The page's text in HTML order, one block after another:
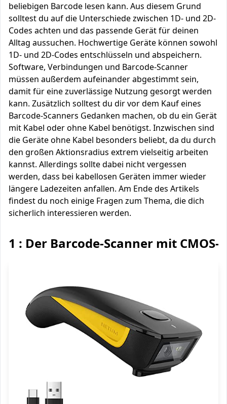
beliebigen Barcode lesen kann. Aus diesem Grund
solltest du auf die Unterschiede zwischen 1D- und 2D-
Codes achten und das passende Gerät für deinen
Alltag aussuchen. Hochwertige Geräte können sowohl
1D- und 2D-Codes entschlüsseln und abspeichern.
Software, Verbindungen und Barcode-Scanner
müssen außerdem aufeinander abgestimmt sein,
damit für eine zuverlässige Nutzung gesorgt werden
kann. Zusätzlich solltest du dir vor dem Kauf eines
Barcode-Scanners Gedanken machen, ob du ein Gerät
mit Kabel oder ohne Kabel benötigst. Inzwischen sind
die Geräte ohne Kabel besonders beliebt, da du durch
den großen Aktionsradius extrem vielseitig arbeiten
kannst. Allerdings sollte dabei nicht vergessen
werden, dass bei kabellosen Geräten immer wieder
längere Ladezeiten anfallen. Am Ende des Artikels
findest du noch einige Fragen zum Thema, die dich
sicherlich interessieren werden.
1 : Der Barcode-Scanner mit CMOS-